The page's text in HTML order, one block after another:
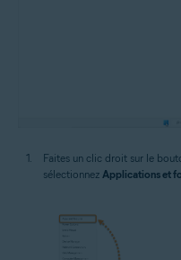
Faites un clic droit sur le
sélectionnez Applications et